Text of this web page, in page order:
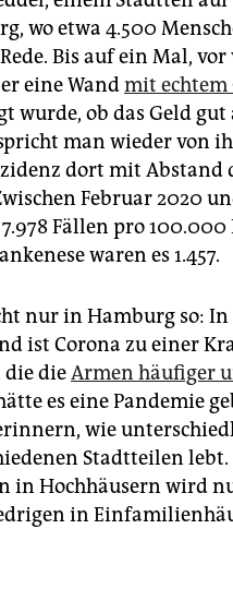
wo etwa 4.500
Bis auf ein Mal, vor
eine Wandmit echtem
wurde, ob das Geld gut
man wieder von
dort mit Abstand
Februar 2020
Fällen pro
waren es 1.457.
nur in Hamburg so: In
ist Corona zu einer
die dieArmen häufiger
es eine Pandemie
wie
Stadtteilen lebt.
in Hochhäusern wird
in